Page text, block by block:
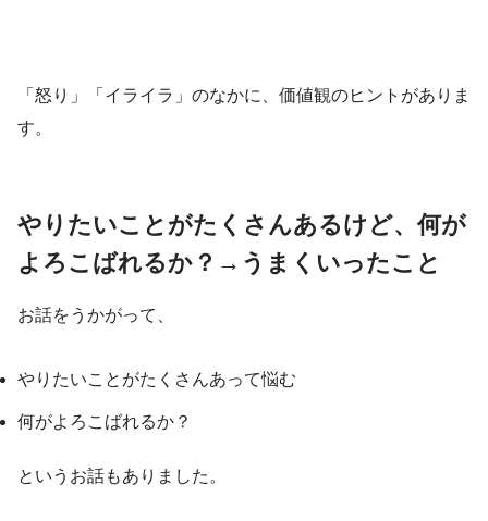
「怒り」「イライラ」のなかに、価値観のヒントがありま
す。
やりたいことがたくさんあるけど、何が
よろこばれるか？→うまくいったこと
お話をうかがって、
やりたいことがたくさんあって悩む
何がよろこばれるか？
というお話もありました。